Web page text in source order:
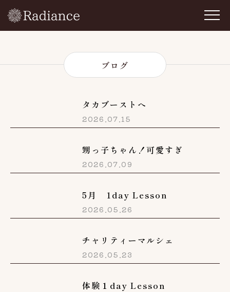
ブログ
タカブーストへ
2026.07.15
甥っ子ちゃん！可愛すぎ
2026.07.09
5月 1day Lesson
2026.05.26
チャリティーマルシェ
2026.05.23
体験１day Lesson